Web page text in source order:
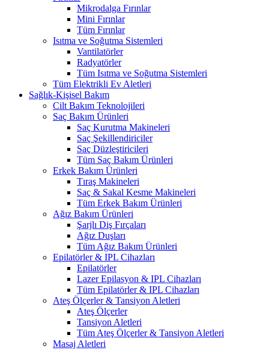
Mikrodalga Fırınlar
Mini Fırınlar
Tüm Fırınlar
Isıtma ve Soğutma Sistemleri
Vantilatörler
Radyatörler
Tüm Isıtma ve Soğutma Sistemleri
Tüm Elektrikli Ev Aletleri
Sağlık-Kişisel Bakım
Cilt Bakım Teknolojileri
Saç Bakım Ürünleri
Saç Kurutma Makineleri
Saç Şekillendiriciler
Saç Düzleştiricileri
Tüm Saç Bakım Ürünleri
Erkek Bakım Ürünleri
Tıraş Makineleri
Saç & Sakal Kesme Makineleri
Tüm Erkek Bakım Ürünleri
Ağız Bakım Ürünleri
Şarjlı Diş Fırçaları
Ağız Duşları
Tüm Ağız Bakım Ürünleri
Epilatörler & IPL Cihazları
Epilatörler
Lazer Epilasyon & IPL Cihazları
Tüm Epilatörler & IPL Cihazları
Ateş Ölçerler & Tansiyon Aletleri
Ateş Ölçerler
Tansiyon Aletleri
Tüm Ateş Ölçerler & Tansiyon Aletleri
Masaj Aletleri